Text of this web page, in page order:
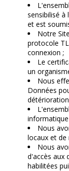
sensibilisé
et est
Notre
protocole
connexion ;
Le
un
Nous
Données
Nous
locaux et de
Nous
d'accès aux
habilitées